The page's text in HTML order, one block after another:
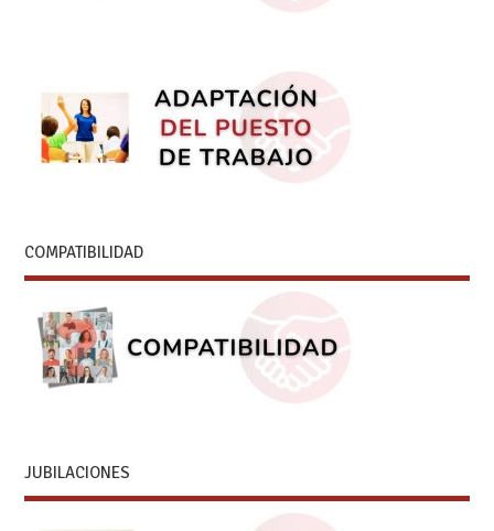
COMPATIBILIDAD
JUBILACIONES